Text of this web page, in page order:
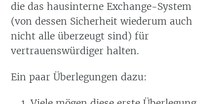
die das hausinterne Exchange-System
(von dessen Sicherheit wiederum auch
nicht alle überzeugt sind) für
vertrauenswürdiger halten.
Ein paar Überlegungen dazu: